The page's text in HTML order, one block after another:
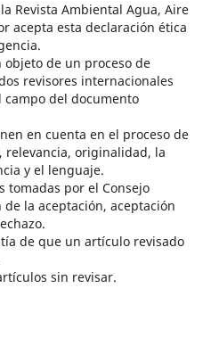
Revista Ambiental Agua, Aire
acepta esta declaración ética
objeto de un proceso de
revisores internacionales
campo del documento
en cuenta en el proceso de
relevancia, originalidad, la
y el lenguaje.
tomadas por el Consejo
de la aceptación, aceptación
de que un artículo revisado
sin revisar.